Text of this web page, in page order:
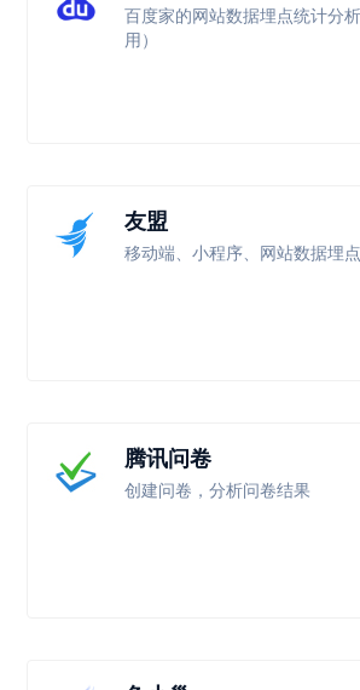
百度家的网站数据埋点统计分
用）
友盟
移动端、小程序、网站数据埋
腾讯问卷
创建问卷，分析问卷结果